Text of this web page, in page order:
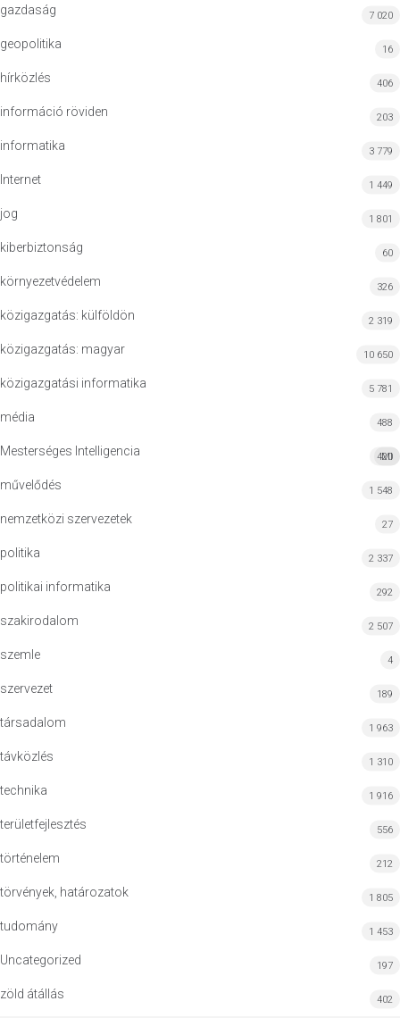
gazdaság 7 020
geopolitika 16
hírközlés 406
információ röviden 203
informatika 3 779
Internet 1 449
jog 1 801
kiberbiztonság 60
környezetvédelem 326
közigazgatás: külföldön 2 319
közigazgatás: magyar 10 650
közigazgatási informatika 5 781
média 488
Mesterséges Intelligencia MI
420
művelődés 1 548
nemzetközi szervezetek 27
politika 2 337
politikai informatika 292
szakirodalom 2 507
szemle 4
szervezet 189
társadalom 1 963
távközlés 1 310
technika 1 916
területfejlesztés 556
történelem 212
törvények, határozatok 1 805
tudomány 1 453
Uncategorized 197
zöld átállás 402